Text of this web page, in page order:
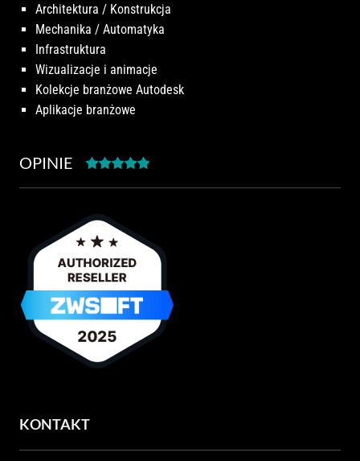
Architektura / Konstrukcja
Mechanika / Automatyka
Infrastruktura
Wizualizacje i animacje
Kolekcje branżowe Autodesk
Aplikacje branżowe
OPINIE
KONTAKT